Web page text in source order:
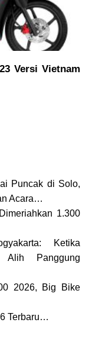
Versi Vietnam
Puncak di Solo,
Acara…
1.300
Ketika
Alih Panggung
2026, Big Bike
Terbaru…